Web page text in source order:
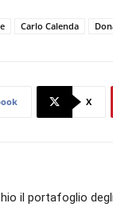
Carlo Calenda
X
il portafoglio